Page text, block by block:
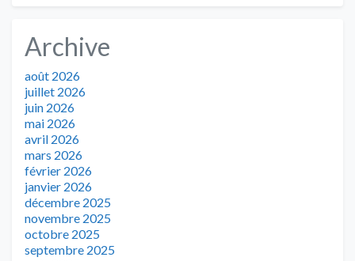
Archive
août 2026
juillet 2026
juin 2026
mai 2026
avril 2026
mars 2026
février 2026
janvier 2026
décembre 2025
novembre 2025
octobre 2025
septembre 2025